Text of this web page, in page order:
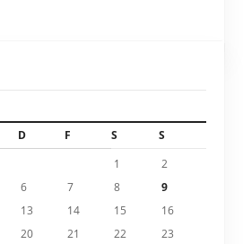
D F S
S
1
2
6 7 8
9
13 14 15
16
20 21 22
23